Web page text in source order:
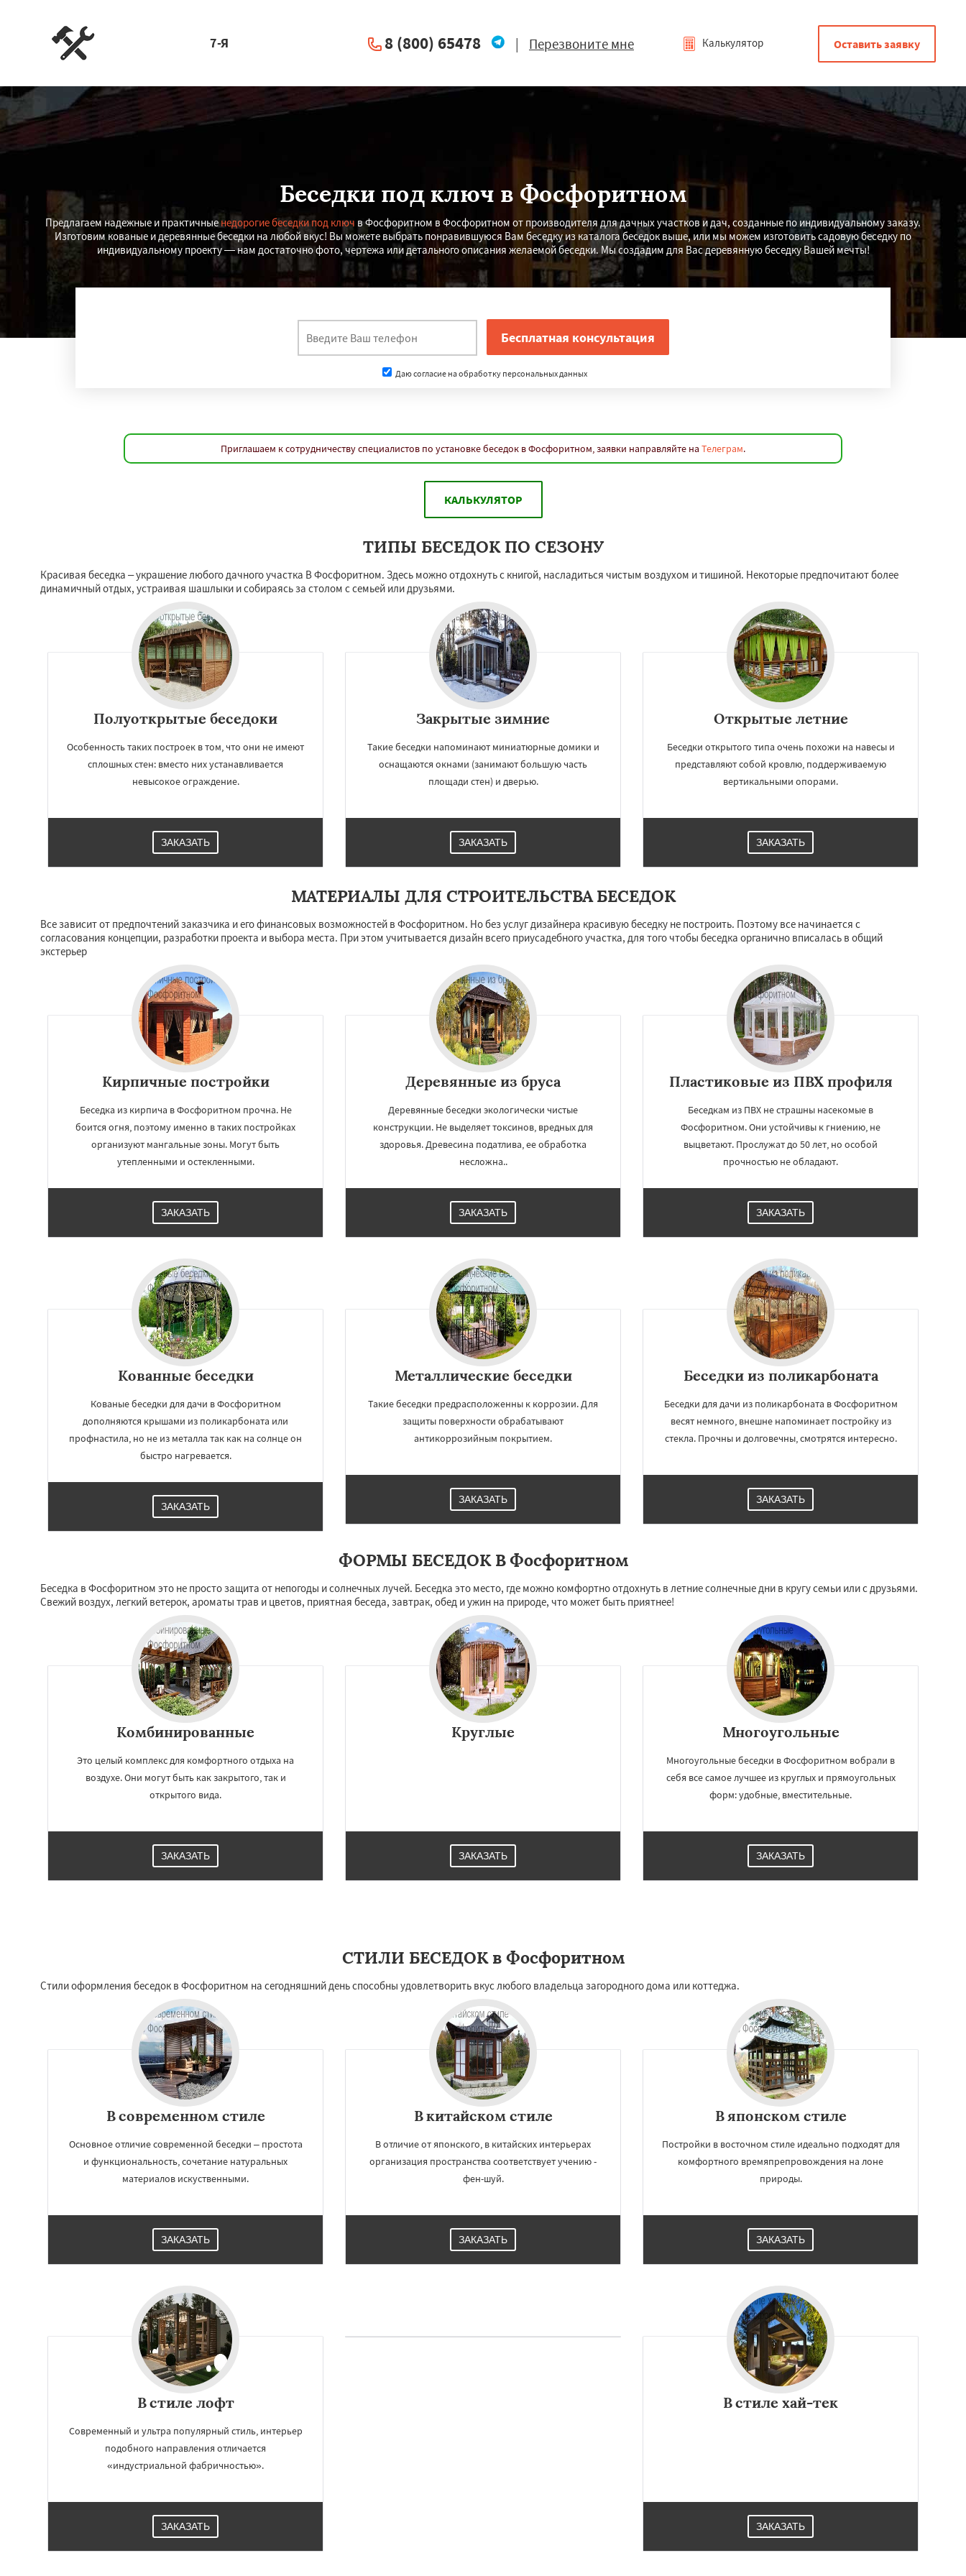
регионам
Шаховская
7-Я 8 (800) 65478 | Перезвоните мне Калькулятор Оставить заявку
Беседки под ключ в Фосфоритном
Предлагаем надежные и практичныенедорогие беседки под ключ в Фосфоритном в Фосфоритном от производителя для дачных участков и дач, созданные по индивидуальному заказу.
Изготовим кованые и деревянные беседки на любой вкус! Вы можете выбрать понравившуюся Вам беседку из каталога беседок выше, или мы можем изготовить садовую беседку по
индивидуальному проекту — нам достаточно фото, чертежа или детального описания желаемой беседки. Мы создадим для Вас деревянную беседку Вашей мечты!
Даю согласие на обработку персональных данных
Приглашаем к сотрудничеству специалистов по установке беседок в Фосфоритном, заявки направляйте на Телеграм.
КАЛЬКУЛЯТОР
ТИПЫ БЕСЕДОК ПО СЕЗОНУ
Красивая беседка – украшение любого дачного участка В Фосфоритном. Здесь можно отдохнуть с книгой, насладиться чистым воздухом и тишиной. Некоторые предпочитают более
динамичный отдых, устраивая шашлыки и собираясь за столом с семьей или друзьями.
Полуоткрытые беседоки
Особенность таких построек в том, что они не имеют
сплошных стен: вместо них устанавливается
невысокое ограждение.
ЗАКАЗАТЬ
Закрытые зимние
Такие беседки напоминают миниатюрные домики и
оснащаются окнами (занимают большую часть
площади стен) и дверью.
ЗАКАЗАТЬ
Открытые летние
Беседки открытого типа очень похожи на навесы и
представляют собой кровлю, поддерживаемую
вертикальными опорами.
ЗАКАЗАТЬ
МАТЕРИАЛЫ ДЛЯ СТРОИТЕЛЬСТВА БЕСЕДОК
Все зависит от предпочтений заказчика и его финансовых возможностей в Фосфоритном. Но без услуг дизайнера красивую беседку не построить. Поэтому все начинается с
согласования концепции, разработки проекта и выбора места. При этом учитывается дизайн всего приусадебного участка, для того чтобы беседка органично вписалась в общий
экстерьер
Кирпичные постройки
Беседка из кирпича в Фосфоритном прочна. Не
боится огня, поэтому именно в таких постройках
организуют мангальные зоны. Могут быть
утепленными и остекленными.
ЗАКАЗАТЬ
Деревянные из бруса
Деревянные беседки экологически чистые
конструкции. Не выделяет токсинов, вредных для
здоровья. Древесина податлива, ее обработка
несложна..
ЗАКАЗАТЬ
Пластиковые из ПВХ профиля
Беседкам из ПВХ не страшны насекомые в
Фосфоритном. Они устойчивы к гниению, не
выцветают. Прослужат до 50 лет, но особой
прочностью не обладают.
ЗАКАЗАТЬ
Кованные беседки
Кованые беседки для дачи в Фосфоритном
дополняются крышами из поликарбоната или
профнастила, но не из металла так как на солнце он
быстро нагревается.
ЗАКАЗАТЬ
Металлические беседки
Такие беседки предрасположенны к коррозии. Для
защиты поверхности обрабатывают
антикоррозийным покрытием.
ЗАКАЗАТЬ
Беседки из поликарбоната
Беседки для дачи из поликарбоната в Фосфоритном
весят немного, внешне напоминает постройку из
стекла. Прочны и долговечны, смотрятся интересно.
ЗАКАЗАТЬ
ФОРМЫ БЕСЕДОК В Фосфоритном
Беседка в Фосфоритном это не просто защита от непогоды и солнечных лучей. Беседка это место, где можно комфортно отдохнуть в летние солнечные дни в кругу семьи или с друзьями.
Свежий воздух, легкий ветерок, ароматы трав и цветов, приятная беседа, завтрак, обед и ужин на природе, что может быть приятнее!
Комбинированные
Это целый комплекс для комфортного отдыха на
воздухе. Они могут быть как закрытого, так и
открытого вида.
ЗАКАЗАТЬ
Круглые
ЗАКАЗАТЬ
Многоугольные
Многоугольные беседки в Фосфоритном вобрали в
себя все самое лучшее из круглых и прямоугольных
форм: удобные, вместительные.
ЗАКАЗАТЬ
СТИЛИ БЕСЕДОК в Фосфоритном
Стили оформления беседок в Фосфоритном на сегодняшний день способны удовлетворить вкус любого владельца загородного дома или коттеджа.
В современном стиле
Основное отличие современной беседки – простота
и функциональность, сочетание натуральных
материалов искуственными.
ЗАКАЗАТЬ
В китайском стиле
В отличие от японского, в китайских интерьерах
организация пространства соответствует учению -
фен-шуй.
ЗАКАЗАТЬ
В японском стиле
Постройки в восточном стиле идеально подходят для
комфортного времяпрепровождения на лоне
природы.
ЗАКАЗАТЬ
В стиле лофт
Современный и ультра популярный стиль, интерьер
подобного направления отличается
«индустриальной фабричностью».
ЗАКАЗАТЬ
В стиле хай-тек
ЗАКАЗАТЬ
УЗНАТЬ ПОДРОБНЕЕ
Даю согласие на обработку персональных данных